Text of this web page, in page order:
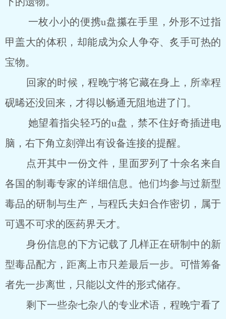
一枚小小的便携u盘攥在手里，外形不过指
甲盖大的体积，却能成为众人争夺、炙手可热的
宝物。
回家的时候，程晚宁将它藏在身上，所幸程
砚晞还没回来，才得以畅通无阻地进了门。
她望着指尖轻巧的u盘，禁不住好奇插进电
脑，右下角立刻弹出有设备连接的提醒。
点开其中一份文件，里面罗列了十余名来自
各国的制毒专家的详细信息。他们均参与过新型
毒品的研制与生产，与程氏夫妇合作密切，属于
可遇不可求的医药界天才。
身份信息的下方记载了几样正在研制中的新
型毒品配方，距离上市只差最后一步。可惜筹备
者先一步离世，只能以文件的形式储存。
剩下一些杂七杂八的专业术语，程晚宁看了